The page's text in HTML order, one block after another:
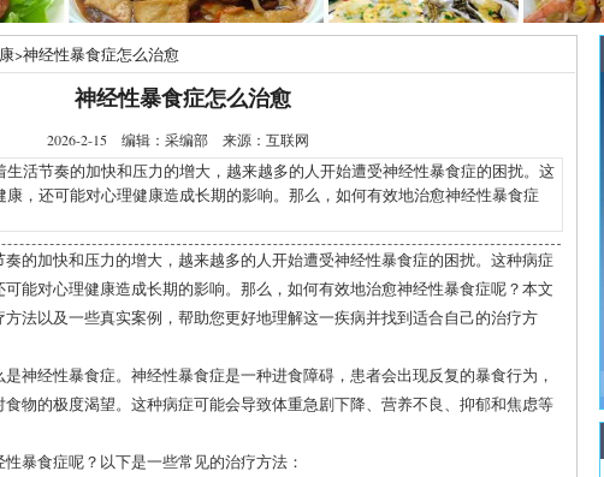
>神经性暴食症怎么治愈
神经性暴食症怎么治愈
2026-2-15 编辑：采编部 来源：互联网
节奏的加快和压力的增大，越来越多的人开始遭受神经性暴食症的困扰。这
，还可能对心理健康造成长期的影响。那么，如何有效地治愈神经性暴食症
的加快和压力的增大，越来越多的人开始遭受神经性暴食症的困扰。这种病症
能对心理健康造成长期的影响。那么，如何有效地治愈神经性暴食症呢？本文
法以及一些真实案例，帮助您更好地理解这一疾病并找到适合自己的治疗方
神经性暴食症。神经性暴食症是一种进食障碍，患者会出现反复的暴食行为，
物的极度渴望。这种病症可能会导致体重急剧下降、营养不良、抑郁和焦虑等
暴食症呢？以下是一些常见的治疗方法：